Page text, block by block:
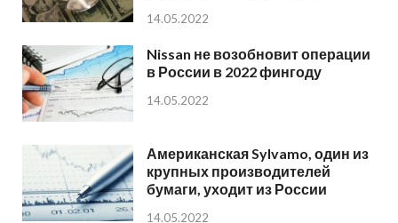
14.05.2022
Nissan не возобновит операции
в России в 2022 фингоду
14.05.2022
Американская Sylvamo, один из
крупных производителей
бумаги, уходит из России
14.05.2022